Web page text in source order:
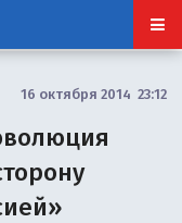
16 октября 2014 23:12